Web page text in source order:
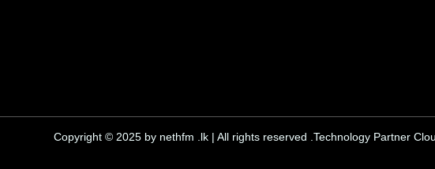
Copyright © 2025 by nethfm .lk | All rights reserved .Technology Partner